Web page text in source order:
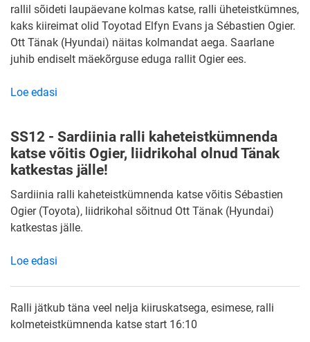
rallil sõideti laupäevane kolmas katse, ralli üheteistkümnes,
kaks kiireimat olid Toyotad Elfyn Evans ja Sébastien Ogier.
Ott Tänak (Hyundai) näitas kolmandat aega. Saarlane
juhib endiselt mäekõrguse eduga rallit Ogier ees.
Loe edasi
SS12 - Sardiinia ralli kaheteistkümnenda
katse võitis Ogier, liidrikohal olnud Tänak
katkestas jälle!
Sardiinia ralli kaheteistkümnenda katse võitis Sébastien
Ogier (Toyota), liidrikohal sõitnud Ott Tänak (Hyundai)
katkestas jälle.
Loe edasi
Ralli jätkub täna veel nelja kiiruskatsega, esimese, ralli
kolmeteistkümnenda katse start 16:10